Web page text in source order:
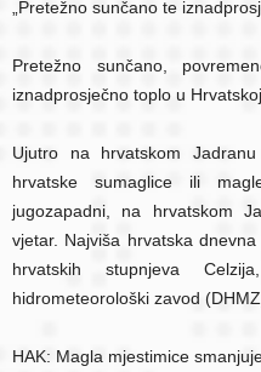
„Pretežno sunčano te
Pretežno sunčano,
iznadprosječno toplo u Hrvatskoj.
Ujutro na hrvatskom
hrvatske sumaglice ili
jugozapadni, na hrvatskom
vjetar. Najviša hrvatska
hrvatskih stupnjeva
hidrometeorološki zavod
HAK: Magla mjestimice